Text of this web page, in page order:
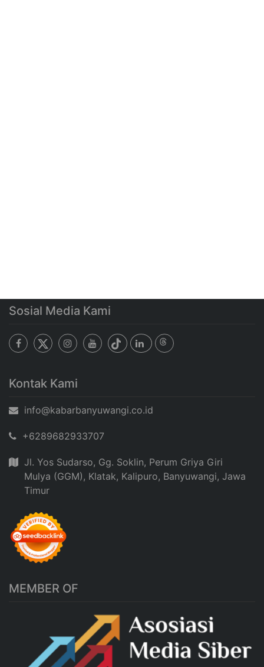
Sosial Media Kami
Kontak Kami
info@kabarbanyuwangi.co.id
+6289682933707
Jl. Yos Sudarso, Gg. Soklin, Perum Griya Giri
Mulya (GGM), Klatak, Kalipuro, Banyuwangi, Jawa
Timur
MEMBER OF